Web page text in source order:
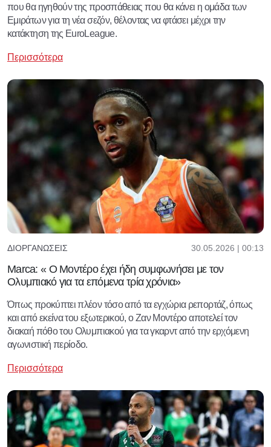
που θα ηγηθούν της προσπάθειας που θα κάνει η ομάδα των
Εμιράτων για τη νέα σεζόν, θέλοντας να φτάσει μέχρι την
κατάκτηση της EuroLeague.
Περισσότερα
ΔΙΟΡΓΑΝΏΣΕΙΣ 30.05.2026 | 00:13
Marca: « Ο Μοντέρο έχει ήδη συμφωνήσει με τον
Ολυμπιακό για τα επόμενα τρία χρόνια»
Όπως προκύπτει πλέον τόσο από τα εγχώρια ρεπορτάζ, όπως
και από εκείνα του εξωτερικού, ο Ζαν Μοντέρο αποτελεί τον
διακαή πόθο του Ολυμπιακού για τα γκαρντ από την ερχόμενη
αγωνιστική περίοδο.
Περισσότερα